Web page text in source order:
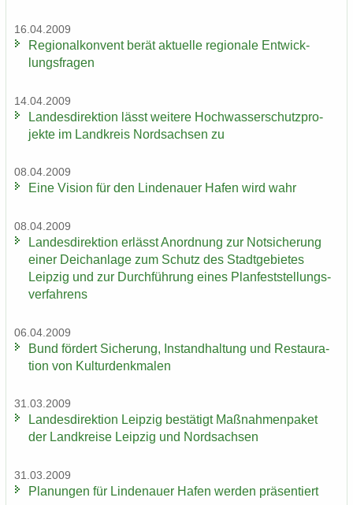
16.04.2009
Re­gio­nal­kon­vent berät ak­tu­el­le re­gio­na­le Ent­wick­
lungs­fra­gen
14.04.2009
Lan­des­di­rek­ti­on lässt wei­te­re Hoch­was­ser­schutz­pro­
jek­te im Land­kreis Nord­sach­sen zu
08.04.2009
Eine Vi­si­on für den Lin­de­nau­er Hafen wird wahr
08.04.2009
Lan­des­di­rek­ti­on er­lässt An­ord­nung zur Not­si­che­rung
einer Deich­an­la­ge zum Schutz des Stadt­ge­bie­tes
Leip­zig und zur Durch­füh­rung eines Plan­fest­stel­lungs­
ver­fah­rens
06.04.2009
Bund för­dert Si­che­rung, In­stand­hal­tung und Re­stau­ra­
ti­on von Kul­tur­denk­ma­len
31.03.2009
Lan­des­di­rek­ti­on Leip­zig be­stä­tigt Maß­nah­men­pa­ket
der Land­krei­se Leip­zig und Nord­sach­sen
31.03.2009
Pla­nun­gen für Lin­de­nau­er Hafen wer­den prä­sen­tiert